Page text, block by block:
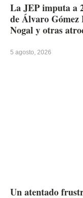
La JEP imputa a
de Álvaro
Nogal y otras
5 agosto, 2026
Un atentado